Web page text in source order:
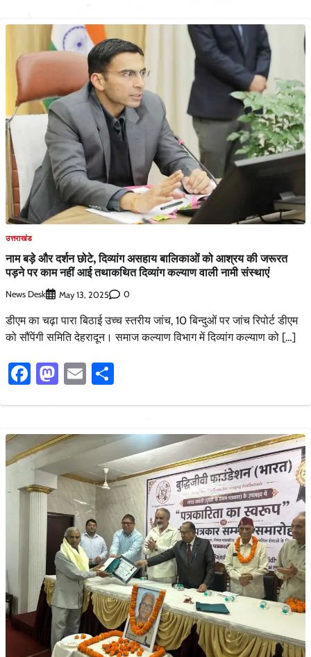
उत्तराखंड
नाम बड़े और दर्शन छोटे, दिव्यांग असहाय बालिकाओं को आश्रय की जरूरत
पड़ने पर काम नहीं आई तथाकथित दिव्यांग कल्याण वाली नामी संस्थाएं
News Desk May 13, 2025 0
डीएम का चढ़ा पारा बिठाई उच्च स्तरीय जांच, 10 बिन्दुओं पर जांच रिपोर्ट डीएम
को सौंपेंगी समिति देहरादून। समाज कल्याण विभाग में दिव्यांग कल्याण को […]
Facebook
Mastodon
Email